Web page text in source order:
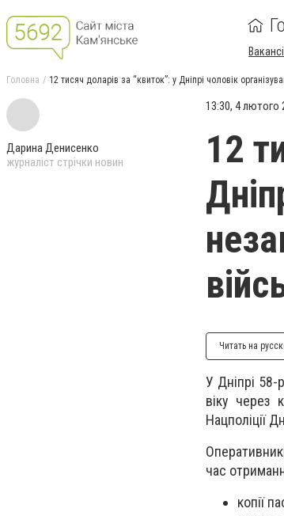
Головна 12 тисяч доларів за “квиток”: у Дніпрі чоловік
Дарина Денисенко
журналіст стрічки новин
13:30, 4 лютого
12
Читать на
У Дніпрі 58-
віку через
Нацполіції
час
копії